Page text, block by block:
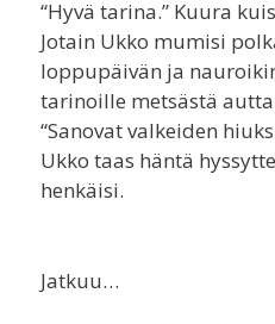
“Hyvä tarina.” Kuura
Jotain Ukko mumisi
loppupäivän ja
tarinoille metsästä
“Sanovat valkeiden
Ukko taas häntä
henkäisi.
Jatkuu…